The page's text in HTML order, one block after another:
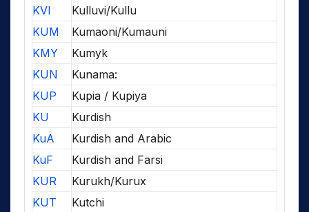
KVI
Kulluvi/Kullu
KUM
Kumaoni/Kumauni
KMY
Kumyk
KUN
Kunama:
KUP
Kupia / Kupiya
KU
Kurdish
KuA
Kurdish and Arabic
KuF
Kurdish and Farsi
KUR
Kurukh/Kurux
KUT
Kutchi